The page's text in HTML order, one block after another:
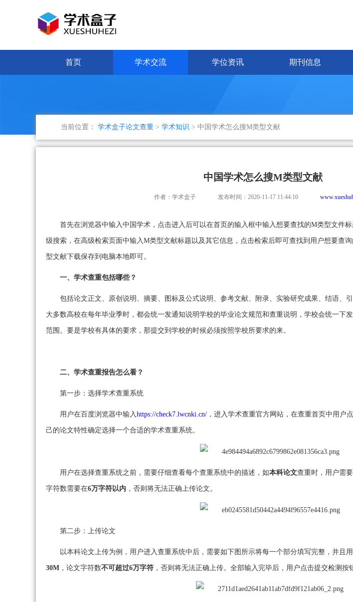
首页 学术交流 学位资讯 期刊信息
当前位置： 学术盒子论文查重 > 学术知识 > 中国学术怎么搜M类型文献
中国学术怎么搜M类型文献
作者：学术盒子 发布时间：2020-11-17 11:44:10
首先在浏览器中输入中国学术，点击进入后可以在首页的输入框中输入想要查找的M类型文件
级搜索，在高级检索页面中输入M类型文献标题以及其它信息，点击检索后即可查找到用户想要查
型文献下载保存到电脑本地即可。
一、学术查重包括哪些？
包括论文正文、原创说明、摘要、图标及公式说明、参考文献、附录、实验研究成果、结语、
大多数高校在每年毕业季时，都会统一发通知说明学校的毕业论文规范和查重说明，学校会统一下
范围。要是学校有具体的要求，那提交到学校的时候必须按照学校所要求的来。
二、学术查重报告怎么看？
第一步：选择学术查重系统
用户在百度浏览器中输入https://check7.lwcnki.cn/ ，进入学术查重官方网站，在查重首页中用户
己的论文特性确定选择一个合适的学术查重系统。
用户在选择查重系统之前，需要仔细查看每个查重系统中的描述，如本科论文查重时，用户需
字符数需要在6万字符以内 ，否则将无法正确上传论文。
第二步：上传论文
以本科论文上传为例，用户进入查重系统中后，需要如下图所示将每一个部分填写完整，并且
30M ，论文字符数不可超过6万字符 ，否则将无法正确上传。全部输入完毕后，用户点击提交检测按